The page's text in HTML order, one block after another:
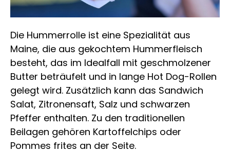
Die Hummerrolle ist eine Spezialität aus
Maine, die aus gekochtem Hummerfleisch
besteht, das im Idealfall mit geschmolzener
Butter beträufelt und in lange Hot Dog-Rollen
gelegt wird. Zusätzlich kann das Sandwich
Salat, Zitronensaft, Salz und schwarzen
Pfeffer enthalten. Zu den traditionellen
Beilagen gehören Kartoffelchips oder
Pommes frites an der Seite.